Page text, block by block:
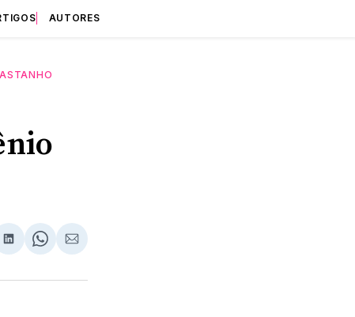
AUTORES
Compartilhar
LinkedIn
Share
WhatsApp
Compartilhar
Email